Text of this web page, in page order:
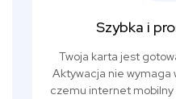
Szybka i
Twoja karta jest
Aktywacja nie
czemu internet mobilny